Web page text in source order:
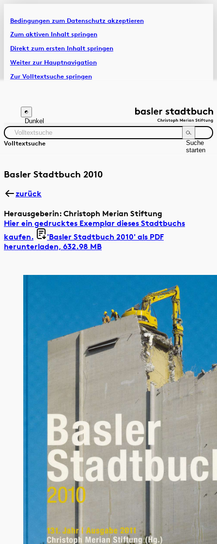
Bedingungen zum Datenschutz akzeptieren
Zum aktiven Inhalt springen
Direkt zum ersten Inhalt springen
Weiter zur Hauptnavigation
Zur Volltextsuche springen
Artikel & Dossiers
Chronik
Dunkel
Volltextsuche
Suche
starten
Zeitraum Autor:in
Basler Stadtbuch 2010
zurück
Herausgeberin: Christoph Merian Stiftung
Hier ein gedrucktes Exemplar dieses Stadtbuchs
kaufen.
'Basler Stadtbuch 2010' als PDF
herunterladen, 632.98 MB